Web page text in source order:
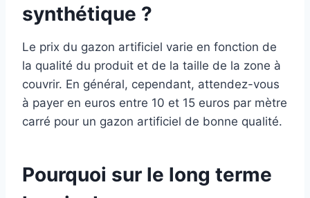
synthétique ?
Le prix du gazon artificiel varie en fonction de
la qualité du produit et de la taille de la zone à
couvrir. En général, cependant, attendez-vous
à payer en euros entre 10 et 15 euros par mètre
carré pour un gazon artificiel de bonne qualité.
Pourquoi sur le long terme